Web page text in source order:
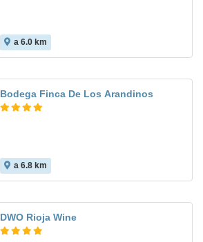
a 6.0 km
Bodega Finca De Los Arandinos
a 6.8 km
DWO Rioja Wine